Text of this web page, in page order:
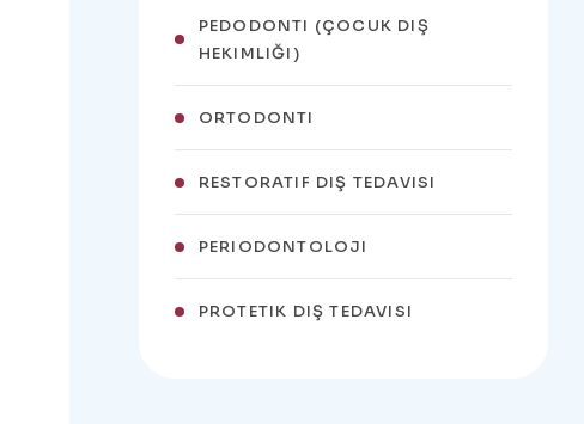
PEDODONTI (ÇOCUK DIŞ
HEKIMLIĞI)
ORTODONTI
RESTORATIF DIŞ TEDAVISI
PERIODONTOLOJI
PROTETIK DIŞ TEDAVISI